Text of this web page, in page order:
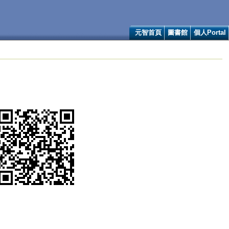
元智首頁 圖書館 個人Portal